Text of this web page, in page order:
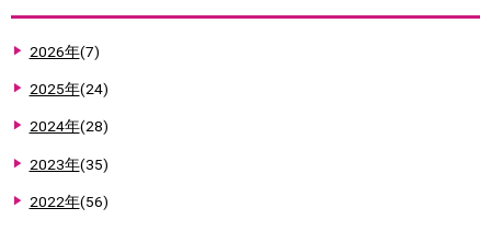
2026年(7)
2025年(24)
2024年(28)
2023年(35)
2022年(56)